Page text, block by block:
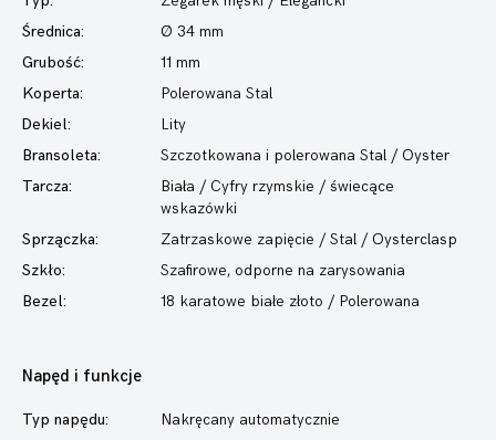
Średnica:
Ø 34 mm
Grubość:
11 mm
Koperta:
Polerowana Stal
Dekiel:
Lity
Bransoleta:
Szczotkowana i polerowana Stal / Oyster
Tarcza:
Biała / Cyfry rzymskie / świecące
wskazówki
Sprzączka:
Zatrzaskowe zapięcie / Stal / Oysterclasp
Szkło:
Szafirowe, odporne na zarysowania
Bezel:
18 karatowe białe złoto / Polerowana
Napęd i funkcje
Typ napędu:
Nakręcany automatycznie